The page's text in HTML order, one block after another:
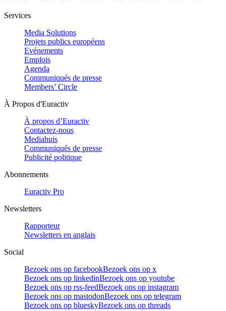
Services
Media Solutions
Projets publics européens
Evénements
Emplois
Agenda
Communiqués de presse
Members’ Circle
À Propos d'Euractiv
À propos d’Euractiv
Contactez-nous
Mediahuis
Communiqués de presse
Publicité politique
Abonnements
Euractiv Pro
Newsletters
Rapporteur
Newsletters en anglais
Social
Bezoek ons op facebookBezoek ons op x
Bezoek ons op linkedinBezoek ons op youtube
Bezoek ons op rss-feedBezoek ons op instagram
Bezoek ons op mastodonBezoek ons op telegram
Bezoek ons op blueskyBezoek ons op threads